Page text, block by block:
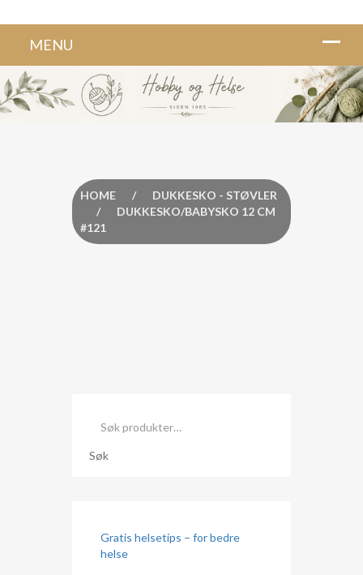
HOME /
DUKKESKO - STØVLER
/
DUKKESKO/BABYSKO 12 CM
#121
etter:
Søk
Gratis helsetips – for bedre
helse